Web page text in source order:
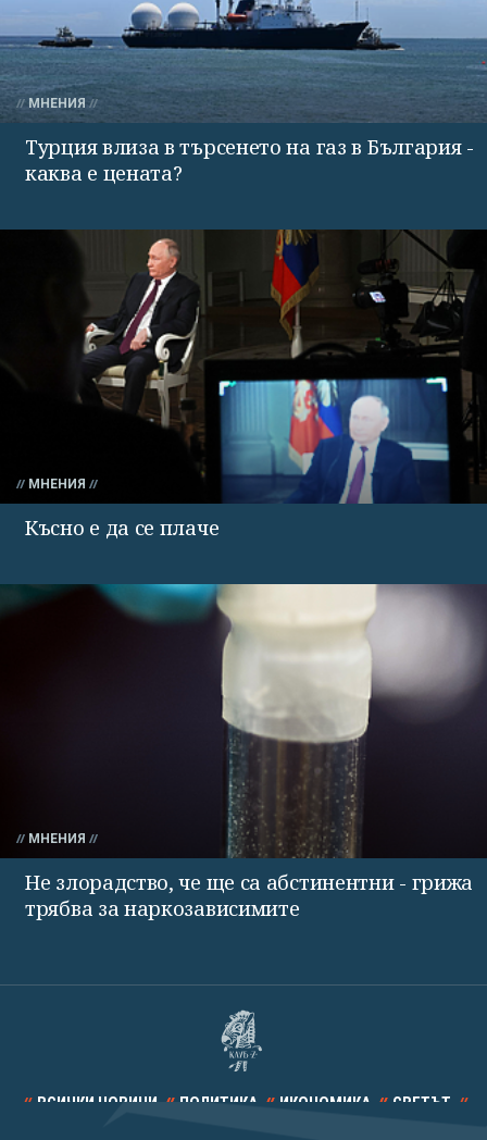
МНЕНИЯ
Турция влиза в търсенето на газ в България -
каква е цената?
МНЕНИЯ
Късно е да се плаче
МНЕНИЯ
Не злорадство, че ще са абстинентни - грижа
трябва за наркозависимите
ВСИЧКИ НОВИНИ ПОЛИТИКА ИКОНОМИКА СВЕТЪТ